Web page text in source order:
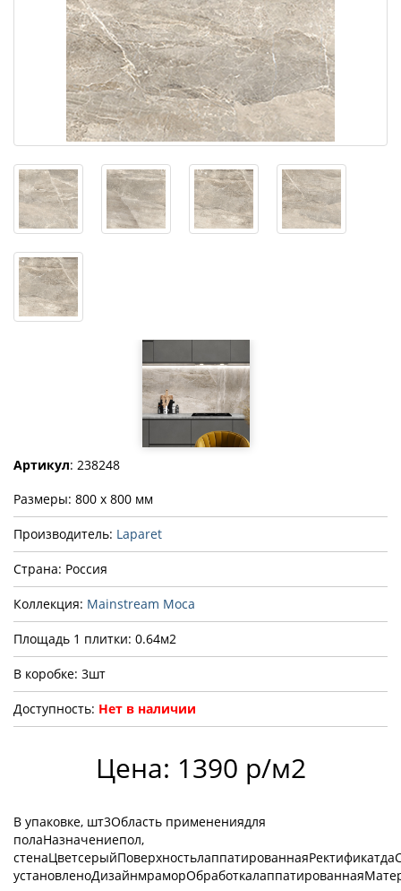
Артикул: 238248
Размеры: 800 x 800 мм
Производитель: Laparet
Страна: Россия
Коллекция: Mainstream Moca
Площадь 1 плитки: 0.64м2
В коробке: 3шт
Доступность: Нет в наличии
Цена: 1390 р/м2
В упаковке, шт3Область применениядля
полаНазначениепол,